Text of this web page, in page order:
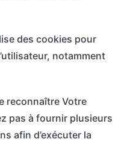
des cookies pour
notamment
reconnaître Votre
pas à fournir plusieurs
afin d’exécuter la